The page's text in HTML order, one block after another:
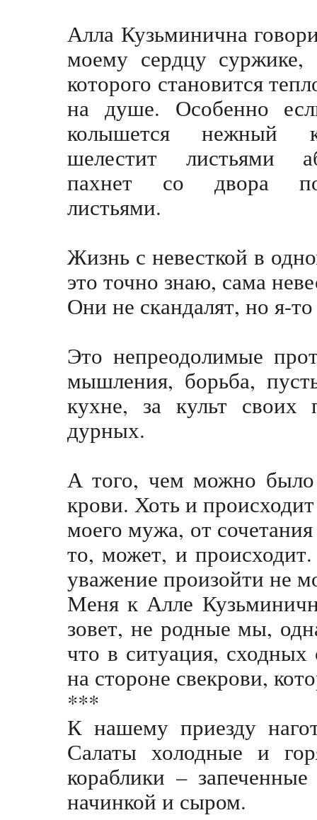
Алла Кузьминична
моему сердцу суржике,
которого становится
на душе. Особенно
колышется нежный
шелестит листьями
пахнет со двора
листьями.
Жизнь с невесткой в
это точно знаю, сама
Они не скандалят, но я-
Это непреодолимые
мышления, борьба,
кухне, за культ
дурных.
А того, чем можно
крови. Хоть и
моего мужа, от
то, может, и
уважение произойти не
Меня к Алле
зовет, не родные мы,
что в ситуация,
на стороне свекрови,
***
К нашему приезду
Салаты холодные и
кораблики –
начинкой и сыром.